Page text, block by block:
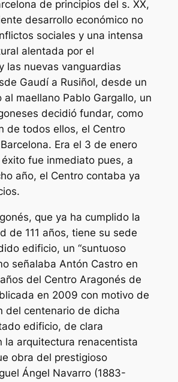
de principios del s. XX,
desarrollo económico no
sociales y una intensa
alentada por el
las nuevas vanguardias
Gaudí a Rusiñol, desde un
al maellano Pablo Gargallo, un
decidió fundar, como
de todos ellos, el Centro
Era el 3 de enero
fue inmediato pues, a
año, el Centro contaba ya
que ya ha cumplido la
de 111 años, tiene su sede
edificio, un “suntuoso
señalaba Antón Castro en
del Centro Aragonés de
en 2009 con motivo de
del centenario de dicha
edificio, de clara
la arquitectura renacentista
obra del prestigioso
Ángel Navarro (1883-